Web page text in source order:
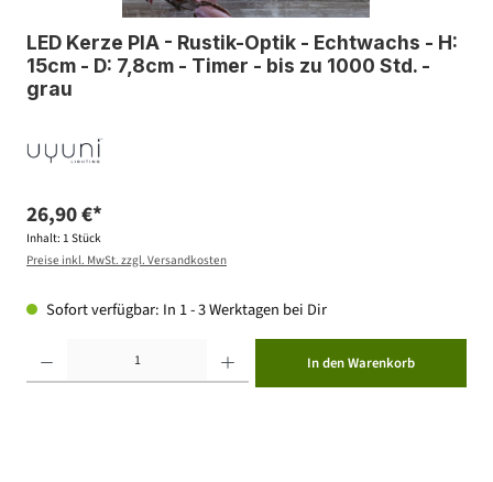
LED Kerze PIA - Rustik-Optik - Echtwachs - H:
15cm - D: 7,8cm - Timer - bis zu 1000 Std. -
grau
26,90 €*
Inhalt: 1 Stück
Preise inkl. MwSt. zzgl. Versandkosten
Sofort verfügbar: In 1 - 3 Werktagen bei Dir
In den Warenkorb